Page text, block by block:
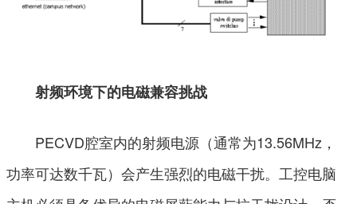
射频环境下的电磁兼容挑战
PECVD腔室内的射频电源（通常为13.56MHz，
功率可达数千瓦）会产生强烈的电磁干扰。工控电脑